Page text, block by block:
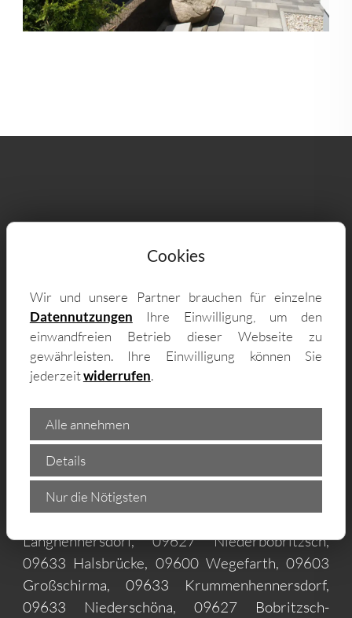
Lieferung & Vor-Ort-Montage für
Freiberg - unter anderem in:
09599 Zug, 09599 Halsbach, 09599
Kleinwaltersdorf, 09633 Tuttendorf, 09627
Hilbersdorf, 09600 Berthelsdorf, 09600
Kleinschirma, 09633 Conradsdorf, 09614
Brand-Erbisdorf, 09633 Falkenberg, 09618 St.
Michaelis, 09627 Naundorf, 09600
Weißenborn, 09600 Weißenborn/Erzgeb.,
09603 Rothenfurth, 09600 Oberschöna, 09618
Langhennersdorf, 09627 Niederbobritzsch,
09633 Halsbrücke, 09600 Wegefarth, 09603
Großschirma, 09633 Krummenhennersdorf,
09633 Niederschöna, 09627 Bobritzsch-
Cookies
Wir und unsere Partner brauchen für einzelne
Datennutzungen Ihre Einwilligung, um den
einwandfreien Betrieb dieser Webseite zu
gewährleisten. Ihre Einwilligung können Sie
jederzeitwiderrufen.
Alle annehmen
Details
Nur die Nötigsten